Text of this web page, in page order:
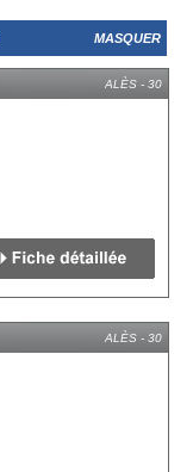
MASQUER
ALÈS - 30
ALÈS - 30